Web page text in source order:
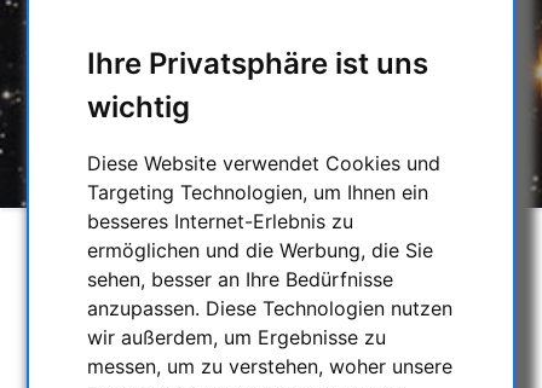
Ihre Privatsphäre ist uns
wichtig
Diese Website verwendet Cookies und
Targeting Technologien, um Ihnen ein
besseres Internet-Erlebnis zu
ermöglichen und die Werbung, die Sie
sehen, besser an Ihre Bedürfnisse
anzupassen. Diese Technologien nutzen
wir außerdem, um Ergebnisse zu
messen, um zu verstehen, woher unsere
MASUYAMA OKULARE /
MASUYAMA OKULARE >=2"
MASUYAMA 2" 45 MM - 53° GESICHTSFELD -